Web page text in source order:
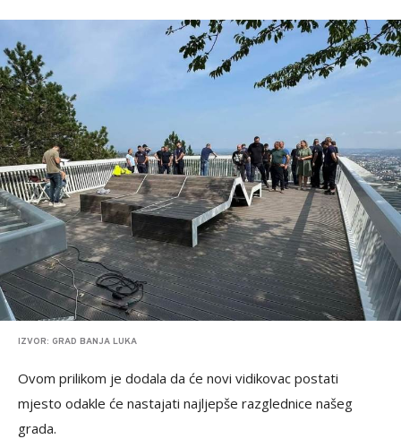
IZVOR: GRAD BANJA LUKA
Ovom prilikom je dodala da će novi vidikovac postati
mjesto odakle će nastajati najljepše razglednice našeg
grada.